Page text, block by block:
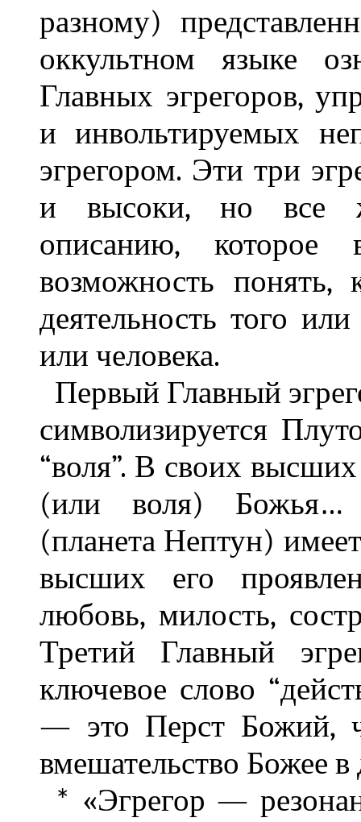
разному)
оккультном языке
Главных эгрегоров,
и инвольтируемых
эгрегором. Эти три
и высоки, но все
описанию,
возможность
деятельность того
или человека.
Первый Главный
символизируется
“воля”. В своих
(или воля) Божья…
(планета Нептун)
высших его
любовь, милость,
Третий Главный
ключевое слово
— это Перст Божий,
вмешательство Божее в
* «Эгрегор —